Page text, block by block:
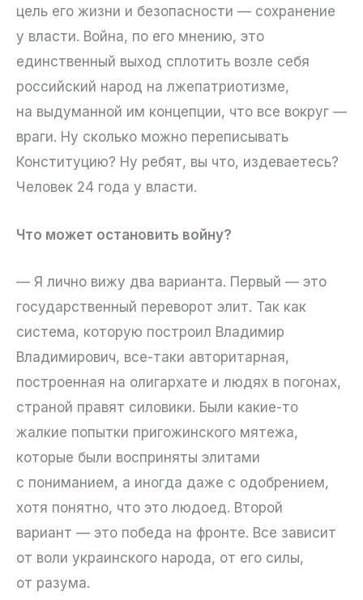
цель его жизни и безопасности — сохранение
у власти. Война, по его мнению, это
единственный выход сплотить возле себя
российский народ на лжепатриотизме,
на выдуманной им концепции, что все вокруг —
враги. Ну сколько можно переписывать
Конституцию? Ну ребят, вы что, издеваетесь?
Человек 24 года у власти.
Что может остановить войну?
— Я лично вижу два варианта. Первый — это
государственный переворот элит. Так как
система, которую построил Владимир
Владимирович, все-таки авторитарная,
построенная на олигархате и людях в погонах,
страной правят силовики. Были какие-то
жалкие попытки пригожинского мятежа,
которые были восприняты элитами
с пониманием, а иногда даже с одобрением,
хотя понятно, что это людоед. Второй
вариант — это победа на фронте. Все зависит
от воли украинского народа, от его силы,
от разума.